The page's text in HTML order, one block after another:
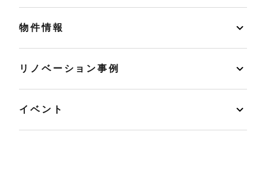
物件情報
リノベーション事例
イベント